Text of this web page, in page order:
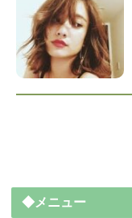
◆メニュー